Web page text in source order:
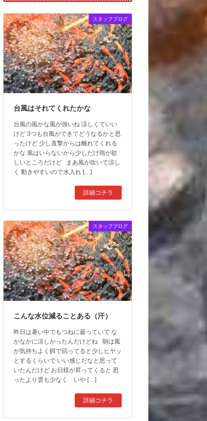
スタッフブログ
台風はそれてくれたかな
台風の風かな風が強いね 涼しくていい
けど 3つも台風ができてどうなるかと思
ったけど 少し直撃からは離れてくれる
かな 風はいらないから少しだけ雨が欲
しいところだけど まあ風が吹いて涼し
く 動きやすいので水入れ […]
詳細コチラ
スタッフブログ
こんな水位減ることある（汗）
昨日は暑い中でもつねに曇っていて な
かなかに涼しかったんだけどね 朝は風
が気持ちよく餌で回ってると少しヒヤッ
とするくらいで いい感じだなと思って
いたんだけど お日様が昇ってくると 思
ったより雲も少なく いや […]
詳細コチラ